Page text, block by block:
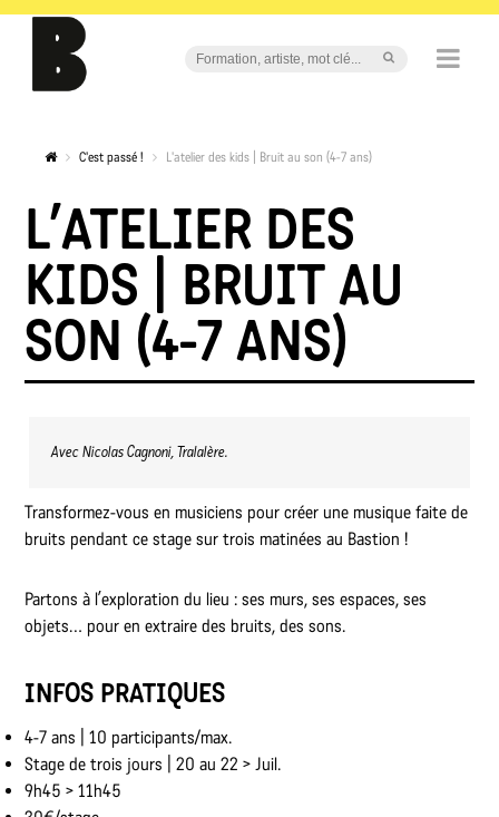
C'est passé ! L'atelier des kids | Bruit au son (4-7 ans)
L’ATELIER DES
KIDS | BRUIT AU
SON (4-7 ANS)
Avec Nicolas Cagnoni, Tralalère.
Transformez-vous en musiciens pour créer une musique faite de
bruits pendant ce stage sur trois matinées au Bastion !
Partons à l’exploration du lieu : ses murs, ses espaces, ses
objets… pour en extraire des bruits, des sons.
INFOS PRATIQUES
4-7 ans | 10 participants/max.
Stage de trois jours | 20 au 22 > Juil.
9h45 > 11h45